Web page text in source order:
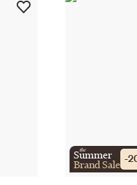
the
Summer
Brand Sale -